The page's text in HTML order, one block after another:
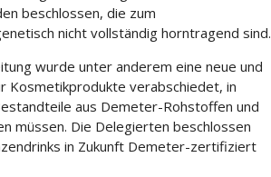
beschlossen, die zum
nicht vollständig horntragend sind.
wurde unter anderem eine neue und
Kosmetikprodukte verabschiedet, in
aus Demeter-Rohstoffen und
müssen. Die Delegierten beschlossen
in Zukunft Demeter-zertifiziert